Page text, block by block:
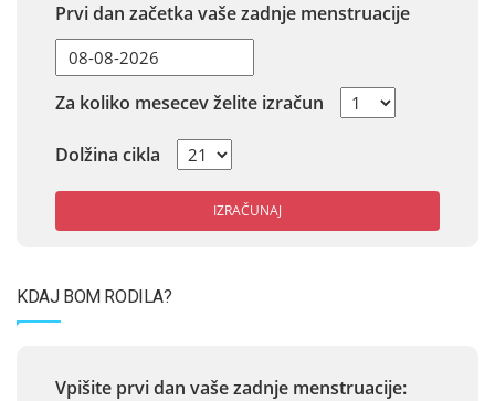
Prvi dan začetka vaše zadnje menstruacije
Za koliko mesecev želite izračun
Dolžina cikla
IZRAČUNAJ
KDAJ BOM RODILA?
Vpišite prvi dan vaše zadnje menstruacije: